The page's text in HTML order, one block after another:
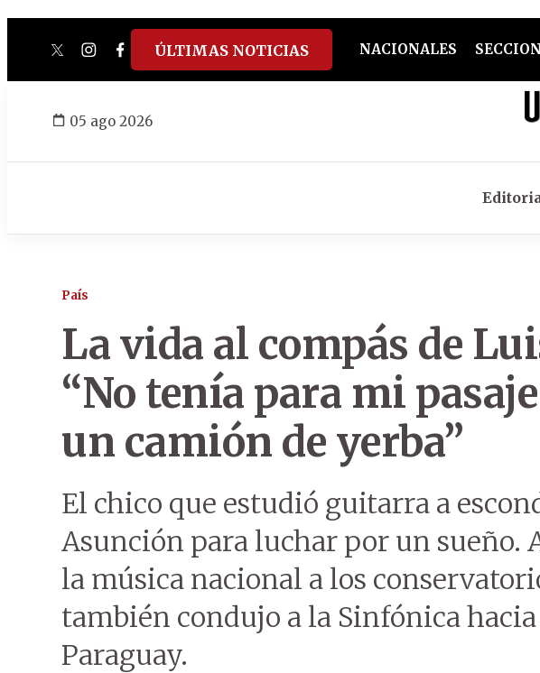
twitterinstagram
facebook
tiktokyoutube
spotify
ÚLTIMAS NOTICIAS NACIONALES
05 ago 2026
País
La vida al compás de
“No tenía para mi
un camión de yerba”
El chico que estudió guitarra a
Asunción para luchar por un sueño.
la música nacional a los
también condujo a la Sinfónica
Paraguay.